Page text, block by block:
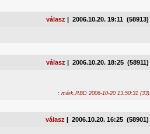
válasz | 2006.10.20. 19:11 (58913)
válasz | 2006.10.20. 18:25 (58911)
: márk,RBD 2006-10-20 13:50:31 (33)
válasz | 2006.10.20. 16:25 (58901)